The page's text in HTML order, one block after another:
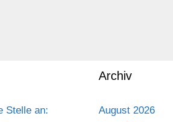
Stelle an:
Archiv
August 2026